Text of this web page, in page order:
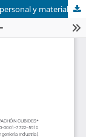
Planificación agregada para el transporte de personal y materiales en el sector hidrocarburos